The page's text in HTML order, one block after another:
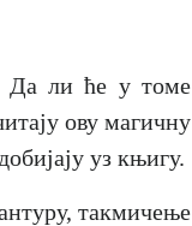
Да ли ће у томе
ову магичну
уз књигу.
такмичење